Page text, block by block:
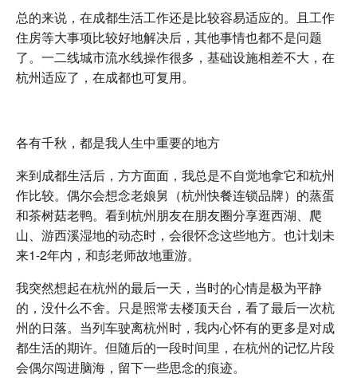
总的来说，在成都生活工作还是比较容易适应的。且工作
住房等大事项比较好地解决后，其他事情也都不是问题
了。一二线城市流水线操作很多，基础设施相差不大，在
杭州适应了，在成都也可复用。
各有千秋，都是我人生中重要的地方
来到成都生活后，方方面面，我总是不自觉地拿它和杭州
作比较。偶尔会想念老娘舅（杭州快餐连锁品牌）的蒸蛋
和茶树菇老鸭。看到杭州朋友在朋友圈分享逛西湖、爬
山、游西溪湿地的动态时，会很怀念这些地方。也计划未
来1-2年内，和彭老师故地重游。
我突然想起在杭州的最后一天，当时的心情是极为平静
的，没什么不舍。只是照常去楼顶天台，看了最后一次杭
州的日落。当列车驶离杭州时，我内心怀有的更多是对成
都生活的期许。但随后的一段时间里，在杭州的记忆片段
会偶尔闯进脑海，留下一些思念的痕迹。